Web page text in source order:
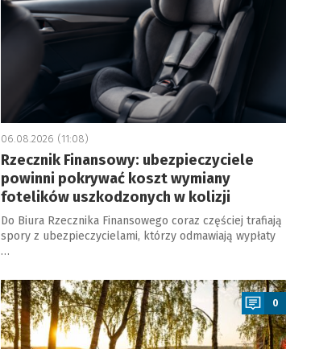
06.08.2026 (11:08)
Rzecznik Finansowy: ubezpieczyciele
powinni pokrywać koszt wymiany
fotelików uszkodzonych w kolizji
Do Biura Rzecznika Finansowego coraz częściej trafiają
spory z ubezpieczycielami, którzy odmawiają wypłaty
…
a
0